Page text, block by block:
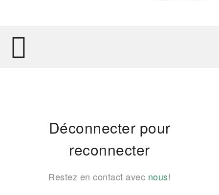
Déconnecter pour
reconnecter
Restez en contact avec nous!